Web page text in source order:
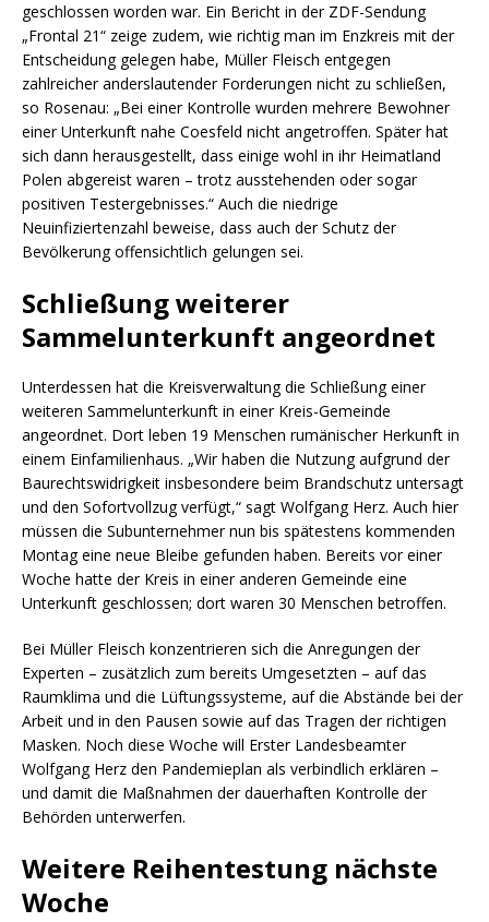
geschlossen worden war. Ein Bericht in der ZDF-Sendung
„Frontal 21“ zeige zudem, wie richtig man im Enzkreis mit der
Entscheidung gelegen habe, Müller Fleisch entgegen
zahlreicher anderslautender Forderungen nicht zu schließen,
so Rosenau: „Bei einer Kontrolle wurden mehrere Bewohner
einer Unterkunft nahe Coesfeld nicht angetroffen. Später hat
sich dann herausgestellt, dass einige wohl in ihr Heimatland
Polen abgereist waren – trotz ausstehenden oder sogar
positiven Testergebnisses.“ Auch die niedrige
Neuinfiziertenzahl beweise, dass auch der Schutz der
Bevölkerung offensichtlich gelungen sei.
Schließung weiterer
Sammelunterkunft angeordnet
Unterdessen hat die Kreisverwaltung die Schließung einer
weiteren Sammelunterkunft in einer Kreis-Gemeinde
angeordnet. Dort leben 19 Menschen rumänischer Herkunft in
einem Einfamilienhaus. „Wir haben die Nutzung aufgrund der
Baurechtswidrigkeit insbesondere beim Brandschutz untersagt
und den Sofortvollzug verfügt,“ sagt Wolfgang Herz. Auch hier
müssen die Subunternehmer nun bis spätestens kommenden
Montag eine neue Bleibe gefunden haben. Bereits vor einer
Woche hatte der Kreis in einer anderen Gemeinde eine
Unterkunft geschlossen; dort waren 30 Menschen betroffen.
Bei Müller Fleisch konzentrieren sich die Anregungen der
Experten – zusätzlich zum bereits Umgesetzten – auf das
Raumklima und die Lüftungssysteme, auf die Abstände bei der
Arbeit und in den Pausen sowie auf das Tragen der richtigen
Masken. Noch diese Woche will Erster Landesbeamter
Wolfgang Herz den Pandemieplan als verbindlich erklären –
und damit die Maßnahmen der dauerhaften Kontrolle der
Behörden unterwerfen.
Weitere Reihentestung nächste
Woche